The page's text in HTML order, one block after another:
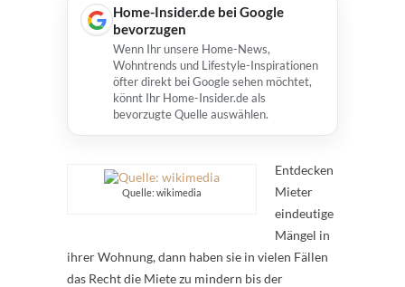
Home-Insider.de bei Google
bevorzugen
Wenn Ihr unsere Home-News,
Wohntrends und Lifestyle-Inspirationen
öfter direkt bei Google sehen möchtet,
könnt Ihr Home-Insider.de als
bevorzugte Quelle auswählen.
Quelle: wikimedia
Entdecken
Mieter
eindeutige
Mängel in
ihrer Wohnung, dann haben sie in vielen Fällen
das Recht die Miete zu mindern bis der